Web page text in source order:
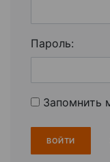
Пароль:
Запомнить